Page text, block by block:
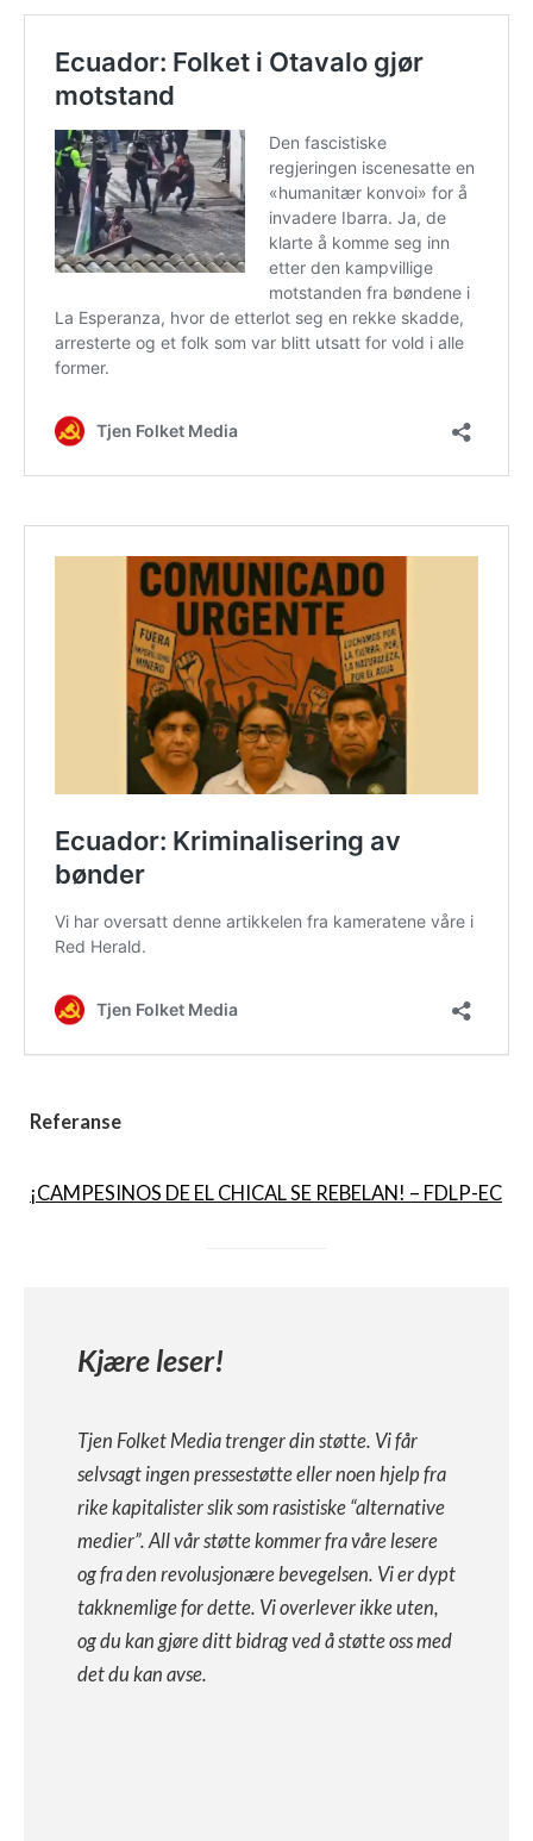
Referanse
¡CAMPESINOS DE EL CHICAL SE REBELAN! – FDLP-EC
Kjære leser!
Tjen Folket Media trenger din støtte. Vi får
selvsagt ingen pressestøtte eller noen hjelp fra
rike kapitalister slik som rasistiske “alternative
medier”. All vår støtte kommer fra våre lesere
og fra den revolusjonære bevegelsen. Vi er dypt
takknemlige for dette. Vi overlever ikke uten,
og du kan gjøre ditt bidrag ved å støtte oss med
det du kan avse.